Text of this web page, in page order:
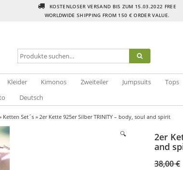
KOSTENLOSER VERSAND BIS ZUM 15.03.2022 FREE
WORLDWIDE SHIPPING FROM 150 € ORDER VALUE.
Kleider Kimonos Zweiteiler Jumpsuits Tops
Deutsch
Ketten Set´s » 2er Kette 925er Silber TRINITY – body, soul and spirit
🔍
2er
and
38,00€